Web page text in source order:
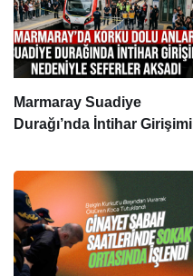
Marmaray Suadiye
Durağı’nda İntihar Girişimi